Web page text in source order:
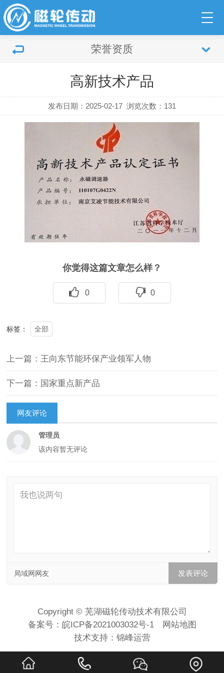
荣誉资质
高新技术产品
发布日期：2025-02-17 浏览次数： 131
你觉得这篇文章怎么样？
0 0
标签： 全部
上一篇：王向东节能环保产业领军人物
下一篇：国家重点新产品
网友评论
管理员
该内容暂无评论
局域网网友
Copyright © 芜湖磁轮传动技术有限公司
备案号： 皖ICP备2021003032号-1
网站地图
技术支持： 锦峰运营